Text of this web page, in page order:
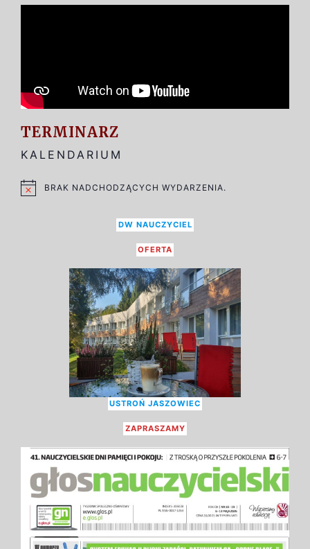
TERMINARZ
KALENDARIUM
POWIADOMIENIE
BRAK NADCHODZĄCYCH WYDARZENIA.
DW NAUCZYCIEL
OFERTA
USTROŃ JASZOWIEC
ZAPRASZAMY